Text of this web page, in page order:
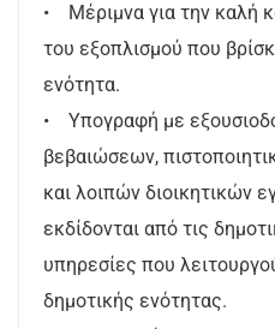
• Μέριμνα για την καλή
του εξοπλισμού που
ενότητα.
• Υπογραφή με
βεβαιώσεων,
και λοιπών διοικητικών
εκδίδονται από τις
υπηρεσίες που
δημοτικής ενότητας.